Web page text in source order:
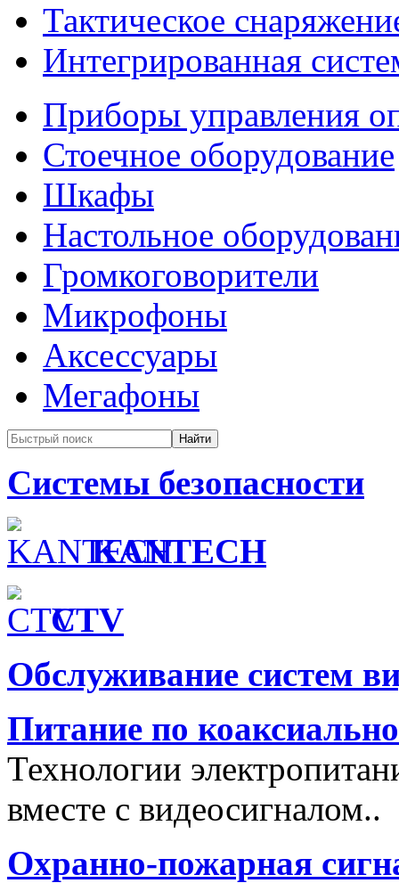
Тактическое
Интегрированная
Приборы управления
Стоечное оборудование
Шкафы
Настольное
Громкоговорители
Микрофоны
Аксессуары
Мегафоны
Системы безопасности
KANTECH
CTV
Обслуживание систем
Питание по
Технологии
вместе с видеосигналом..
Охранно-пожарная